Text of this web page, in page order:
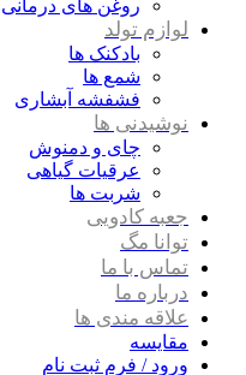
روغن های درمانی
لوازم تولد
بادکنک ها
شمع ها
فشفشه آبشاری
نوشیدنی ها
چای و دمنوش
عرقیات گیاهی
شربت ها
جعبه کادویی
توانا مگ
تماس با ما
درباره ما
علاقه مندی ها
مقایسه
ورود / فرم ثبت نام